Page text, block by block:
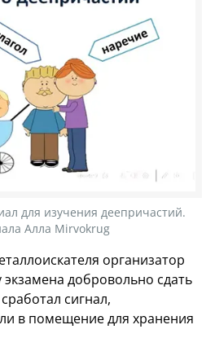
для изучения деепричастий.
Алла Mirvokrug
организатор
добровольно сдать
сигнал,
в помещение для хранения